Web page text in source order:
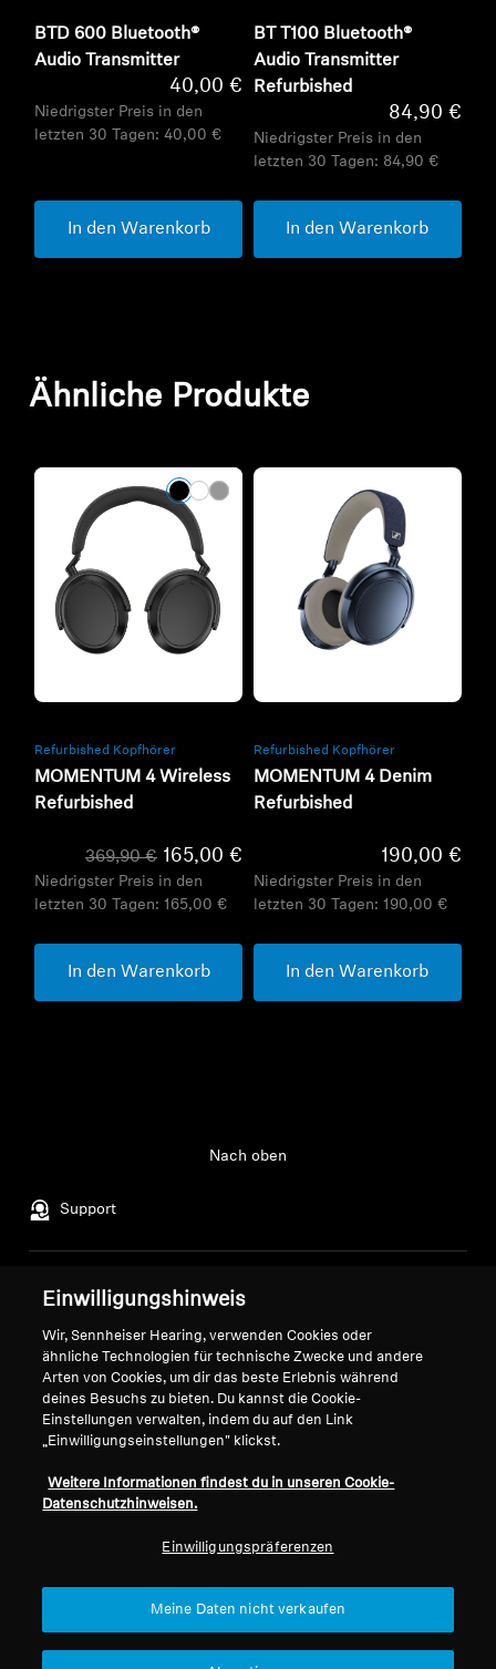
BTD 600 Bluetooth®
Audio Transmitter
40,00 €
Niedrigster Preis in den
letzten 30 Tagen: 40,00 €
In den Warenkorb
BT T100 Bluetooth®
Audio Transmitter
Refurbished
84,90 €
Niedrigster Preis in den
letzten 30 Tagen: 84,90 €
In den Warenkorb
Ähnliche Produkte
Refurbished Kopfhörer
MOMENTUM 4 Wireless
Refurbished
369,90 € 165,00 €
Niedrigster Preis in den
letzten 30 Tagen: 165,00 €
In den Warenkorb
Refurbished Kopfhörer
MOMENTUM 4 Denim
Refurbished
190,00 €
Niedrigster Preis in den
letzten 30 Tagen: 190,00 €
In den Warenkorb
Support
Nach oben
Impressum
Vertrag widerrufen
Globale Datenschutzrichtlinie
Allgemeine
Geschäftsbedingungen für
Koordinierte Richtlinie zur
Offenlegung von Schwachstellen
Karriere bei Sonova
Pressekontakte
Sennheiser Consumer
Impressum Cookie-Einstellungen
Einwilligungshinweis
Wir, Sennheiser Hearing, verwenden Cookies oder
ähnliche Technologien für technische Zwecke und andere
Arten von Cookies, um dir das beste Erlebnis während
deines Besuchs zu bieten. Du kannst die Cookie-
Einstellungen verwalten, indem du auf den Link
„Einwilligungseinstellungen" klickst.
Weitere Informationen findest du in unseren Cookie-
Datenschutzhinweisen.
Einwilligungspräferenzen
Meine Daten nicht verkaufen